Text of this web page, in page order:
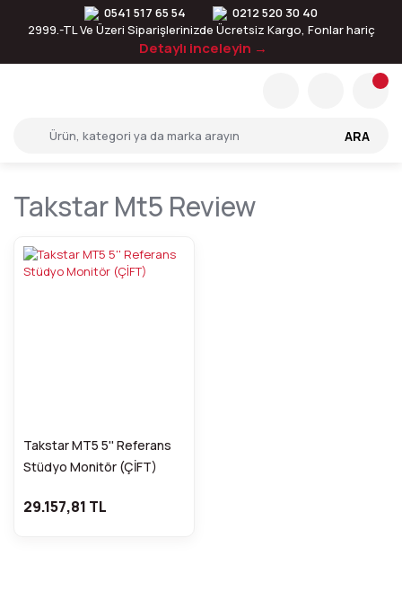
0541 517 65 54
0212 520 30 40
2999.-TL Ve Üzeri Siparişlerinizde Ücretsiz Kargo, Fonlar hariç
Detaylı inceleyin →
ARA
Takstar Mt5 Review
Takstar MT5 5'' Referans
Stüdyo Monitör (ÇİFT)
29.157,81 TL